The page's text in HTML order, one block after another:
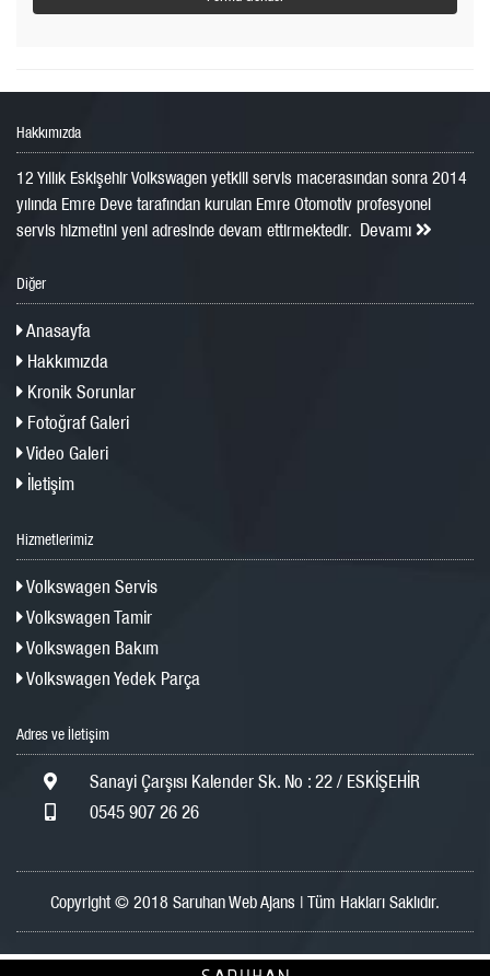
Hakkımızda
12 Yıllık Eskişehir Volkswagen yetkili servis macerasından sonra 2014
yılında Emre Deve tarafından kurulan Emre Otomotiv profesyonel
servis hizmetini yeni adresinde devam ettirmektedir. Devamı
Diğer
Anasayfa
Hakkımızda
Kronik Sorunlar
Fotoğraf Galeri
Video Galeri
İletişim
Hizmetlerimiz
Volkswagen Servis
Volkswagen Tamir
Volkswagen Bakım
Volkswagen Yedek Parça
Adres ve İletişim
Sanayi Çarşısı Kalender Sk. No : 22 / ESKİŞEHİR
0545 907 26 26
Copyright © 2018 Saruhan Web Ajans | Tüm Hakları Saklıdır.